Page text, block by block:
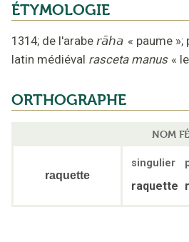
ÉTYMOLOGIE
1314; de l'arabe rāha « paume »;
latin médiéval rasceta manus «
ORTHOGRAPHE
NOM
raquette
singulier
raquette